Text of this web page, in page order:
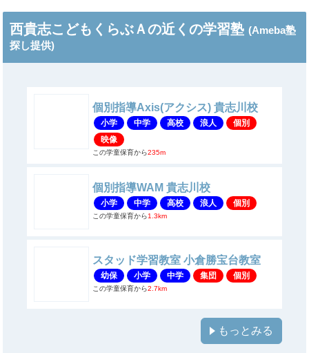
西貴志こどもくらぶＡの近くの学習塾 (Ameba塾
探し提供)
個別指導Axis(アクシス) 貴志川校
小学 中学 高校 浪人
個別
映像
この学童保育から235m
個別指導WAM 貴志川校
小学 中学 高校 浪人 個別
この学童保育から1.3km
スタッド学習教室 小倉勝宝台教室
幼保 小学 中学 集団 個別
この学童保育から2.7km
もっとみる